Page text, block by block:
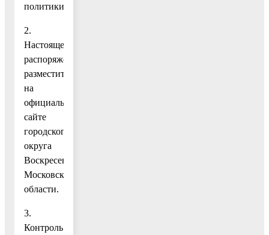
политики».
2.
Настоящее
распоряжение
разместить
на
официальном
сайте
городского
округа
Воскресенск
Московской
области.
3.
Контроль